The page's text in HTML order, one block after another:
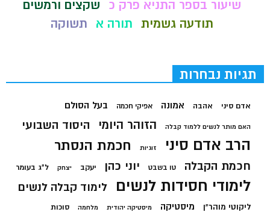
שיעור בספר התניא פרק כ
שקצים ורמשים
תודעה גשמית תורה א תשוקה
תגיות נבחרות
אדם סיני אהבה אמונה אפיקי חכמה בעל הסולם
האם מותר לנשים ללמוד קבלה הזוהר היומי היסוד השבועי
הרב אדם סיני זוגיות חכמת הנסתר
חכמת הקבלה טו בשבט יוני כהן יעקב יצחק ל"ג בעומר
לימודי חסידות לנשים לימוד קבלה לנשים
ליקוטי מוהר"ן מיסטיקה מיסטיקה יהודית מלחמה סוכות